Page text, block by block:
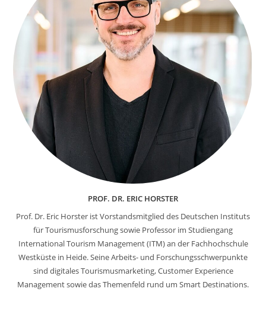
PROF. DR. ERIC HORSTER
Prof. Dr. Eric Horster ist Vorstandsmitglied des Deutschen Instituts
für Tourismusforschung sowie Professor im Studiengang
International Tourism Management (ITM) an der Fachhochschule
Westküste in Heide. Seine Arbeits- und Forschungsschwerpunkte
sind digitales Tourismusmarketing, Customer Experience
Management sowie das Themenfeld rund um Smart Destinations.